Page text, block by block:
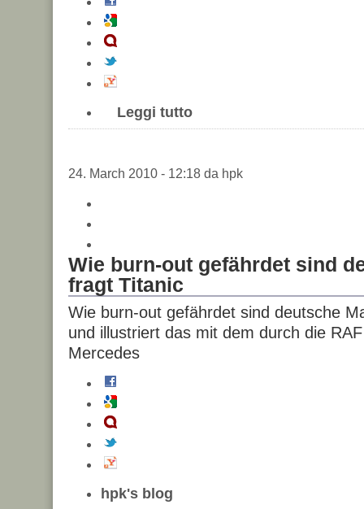
Leggi tutto
24. March 2010 - 12:18 da hpk
Wie burn-out gefährdet sind
fragt Titanic
Wie burn-out gefährdet sind deutsche
und illustriert das mit dem durch die
Mercedes
hpk's blog